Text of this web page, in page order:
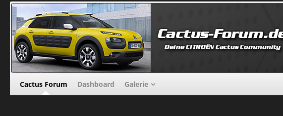
Cactus Forum Dashboard Galerie